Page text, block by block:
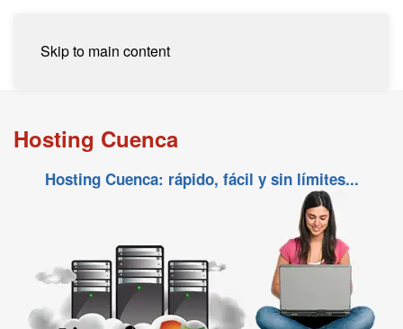
Skip to main content
Hosting Cuenca
Hosting Cuenca: rápido, fácil y sin límites...